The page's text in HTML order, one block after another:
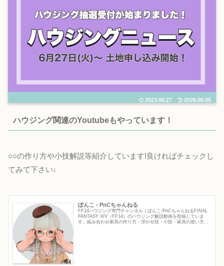
2023.06.27 2026.08.05
ハウジング関連のYoutubeもやっています！
○○の作り方や小技解説等紹介しています!良ければチェックし
てみて下さい♩
ぽんこ - PnCちゃんねる
FF14ハウジング専門チャンネル｜ぽんこ‐PnCちゃんねるFINAL
FANTASY XIV（FF14）のハウジング解説動画を投稿していま
す。組み合わせ家具の作り方・浮かせ技・小技・家具の使い方な